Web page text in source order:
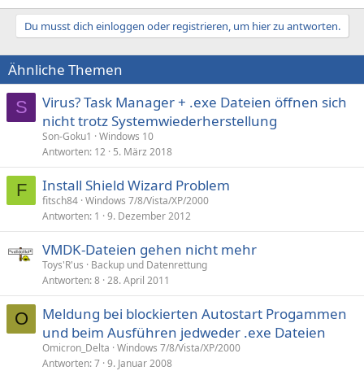
Du musst dich einloggen oder registrieren, um hier zu antworten.
Ähnliche Themen
S
Virus? Task Manager + .exe Dateien öffnen sich
nicht trotz Systemwiederherstellung
Son-Goku1
Windows 10
Antworten 12 5. März 2018
F Install Shield Wizard Problem
fitsch84 Windows 7/8/Vista/XP/2000
Antworten 1 9. Dezember 2012
VMDK-Dateien gehen nicht mehr
Toys'R'us
Backup und Datenrettung
Antworten 8 28. April 2011
O
Meldung bei blockierten Autostart Progammen
und beim Ausführen jedweder .exe Dateien
Omicron_Delta Windows 7/8/Vista/XP/2000
Antworten 7 9. Januar 2008